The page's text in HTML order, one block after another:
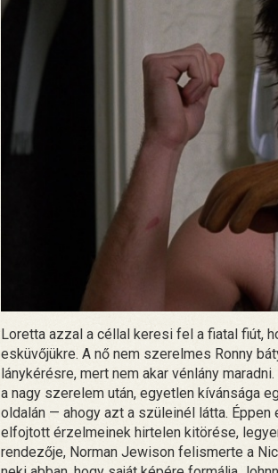
Loretta azzal a céllal keresi fel a fiatal fiút,
esküvőjükre. A nő nem szerelmes Ronny
lánykérésre, mert nem akar vénlány
a nagy szerelem után, egyetlen
oldalán — ahogy azt a szüleinél látta.
elfojtott érzelmeinek hirtelen kitörése,
rendezője, Norman Jewison felismerte a